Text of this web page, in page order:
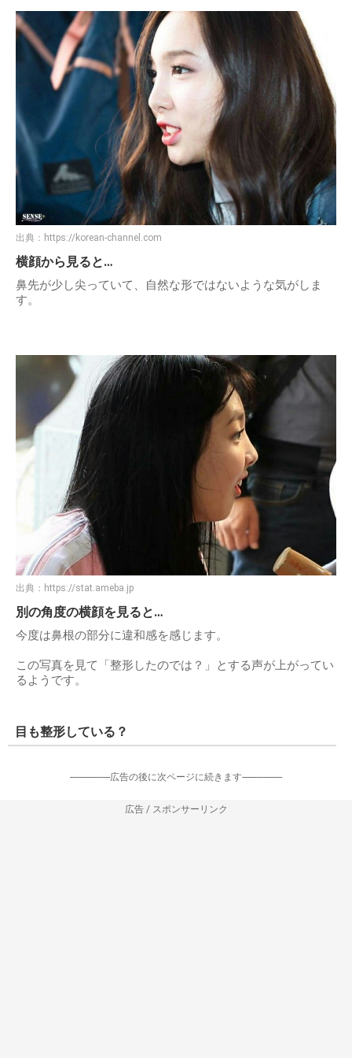
出典： https://korean-channel.com
横顔から見ると…
鼻先が少し尖っていて、自然な形ではないような気がしま
す。
出典： https://stat.ameba.jp
別の角度の横顔を見ると…
今度は鼻根の部分に違和感を感じます。
この写真を見て「整形したのでは？」とする声が上がってい
るようです。
目も整形している？
-----------------広告の後に次ページに続きます-----------------
広告 / スポンサーリンク